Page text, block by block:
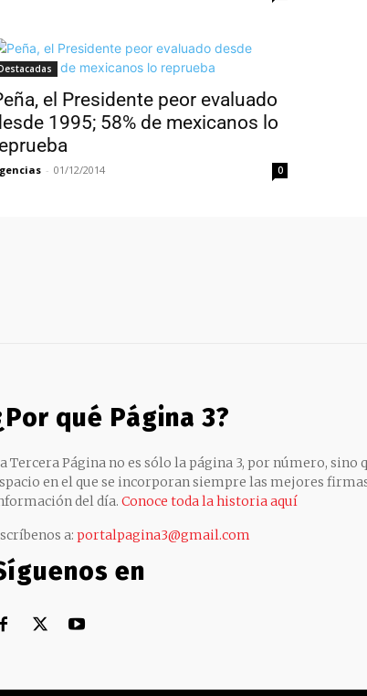
el Presidente peor evaluado
1995; 58% de mexicanos lo
- 01/12/2014 0
qué Página 3?
Tercera Página no es sólo la página 3, por número, sino
en el que se incorporan siempre las mejores
del día. Conoce toda la historia aquí
a: portalpagina3@gmail.com
en